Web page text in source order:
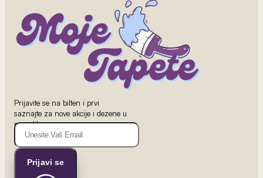
Prijavite se na bilten i prvi
saznajte za nove akcije i dezene u
ponudi!
Prijavi se